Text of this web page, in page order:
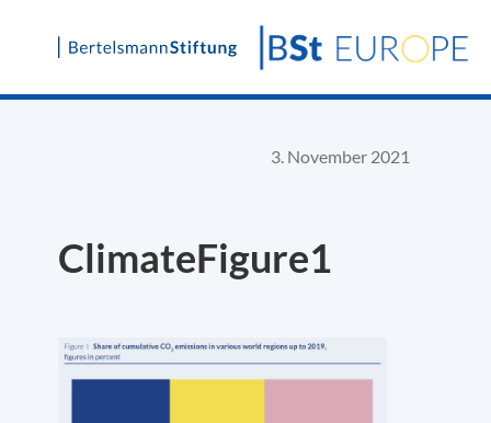
Skip
3. November 2021
ClimateFigure1